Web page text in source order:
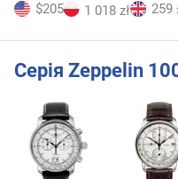
$205 1 018 zł 259
Серія Zeppelin